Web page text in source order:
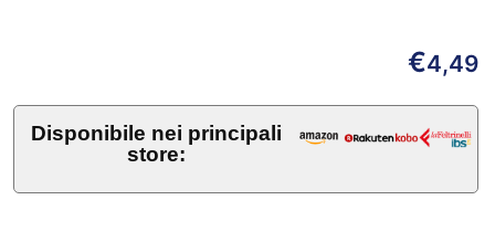
€4,49
Disponibile nei principali
store: